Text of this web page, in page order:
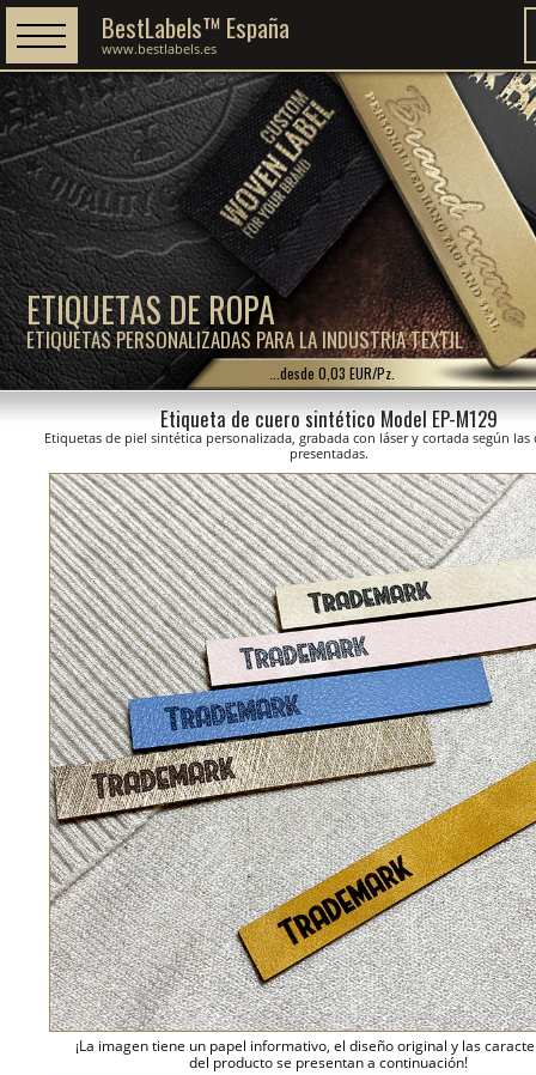
ETIQUETAS DE ROPA
ETIQUETAS PERSONALIZADAS PARA LA INDUSTRIA TEXTIL
BestLabels™ España
www.bestlabels.es
...desde 0,03 EUR/Pz.
Etiqueta de cuero sintético Model EP-M129
Etiquetas de piel sintética personalizada, grabada con láser y cortada según
presentadas.
¡La imagen tiene un papel informativo, el diseño original y las
del producto se presentan a continuación!